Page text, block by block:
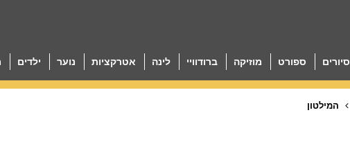
סיורים ספורט מוזיקה ברודוויי לינה אטרקציות נוער ילדים
המילטון